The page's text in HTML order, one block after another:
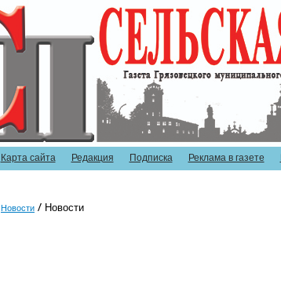
Карта сайта Редакция Подписка Реклама в газете
Новости Новости